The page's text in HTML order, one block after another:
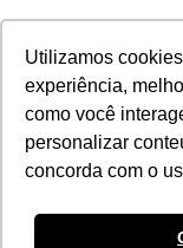
Utilizamos
experiência,
como você
personalizar
concorda com o
POR